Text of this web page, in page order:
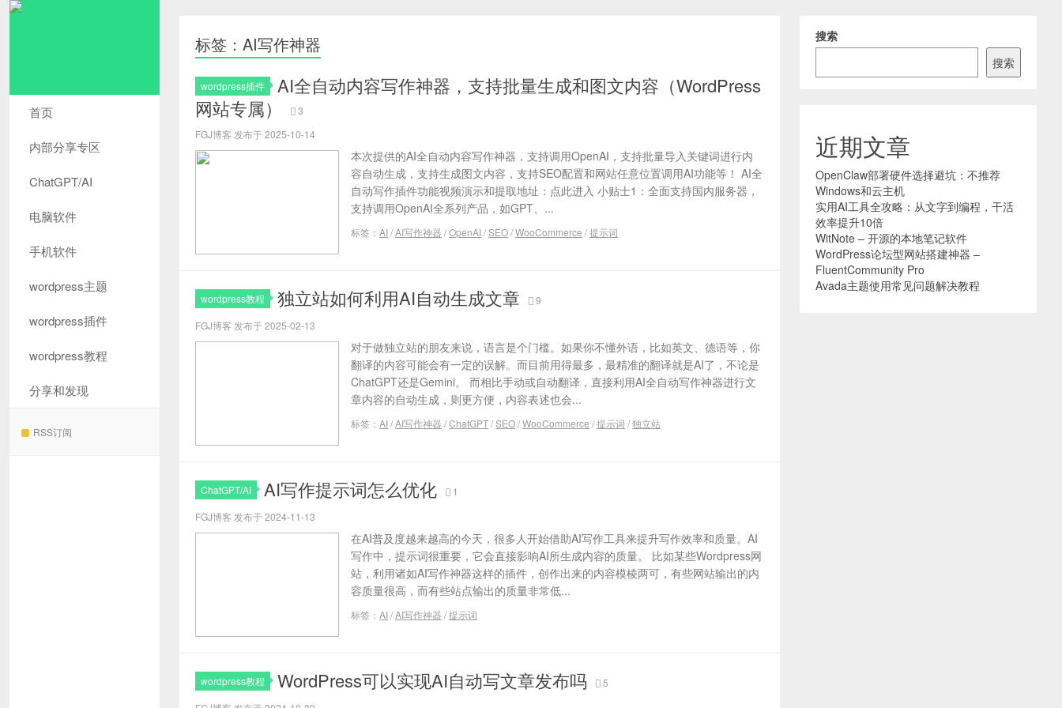
首页
内部分享专区
ChatGPT/AI
电脑软件
手机软件
wordpress主题
wordpress插件
wordpress教程
分享和发现
RSS订阅
标签：AI写作神器
wordpress插件
AI全自动内容写作神器，支持批量生成和图文内容（WordPress
网站专属）
3
FGJ博客 发布于 2025-10-14
本次提供的AI全自动内容写作神器，支持调用OpenAI，支持批量导入关键词进行内
容自动生成，支持生成图文内容，支持SEO配置和网站任意位置调用AI功能等！ AI全
自动写作插件功能视频演示和提取地址：点此进入 小贴士1：全面支持国内服务器，
支持调用OpenAI全系列产品，如GPT、...
标签：AI/AI写作神器 /OpenAI/SEO/WooCommerce /提示词
wordpress教程 独立站如何利用AI自动生成文章
9
FGJ博客 发布于 2025-02-13
对于做独立站的朋友来说，语言是个门槛。如果你不懂外语，比如英文、德语等，你
翻译的内容可能会有一定的误解。而目前用得最多，最精准的翻译就是AI了，不论是
ChatGPT还是‎Gemini。 而相比手动或自动翻译，直接利用AI全自动写作神器进行文
章内容的自动生成，则更方便，内容表述也会...
标签：AI/AI写作神器 /ChatGPT/SEO/WooCommerce /提示词 /独立站
ChatGPT/AI AI写作提示词怎么优化
1
FGJ博客 发布于 2024-11-13
在AI普及度越来越高的今天，很多人开始借助AI写作工具来提升写作效率和质量。AI
写作中，提示词很重要，它会直接影响AI所生成内容的质量。 比如某些Wordpress网
站，利用诸如AI写作神器这样的插件，创作出来的内容模棱两可，有些网站输出的内
容质量很高，而有些站点输出的质量非常低...
标签：AI/AI写作神器 /提示词
wordpress教程 WordPress可以实现AI自动写文章发布吗
5
搜索
搜索
近期文章
OpenClaw部署硬件选择避坑：不推荐
Windows和云主机
实用AI工具全攻略：从文字到编程，干活
效率提升10倍
WitNote – 开源的本地笔记软件
WordPress论坛型网站搭建神器 –
FluentCommunity Pro
Avada主题使用常见问题解决教程